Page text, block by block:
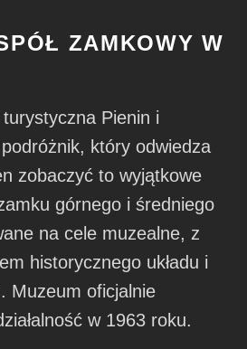
ZAMKOWY W
Pienin i
który odwiedza
zobaczyć to wyjątkowe
górnego i średniego
na cele muzealne, z
historycznego układu i
Muzeum oficjalnie
w 1963 roku.